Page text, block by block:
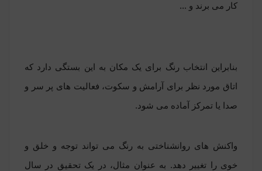
کار می برند و ...
بنابراین انتخاب رنگ برای یک مکان به این بستگی دارد که
اتاق مورد نظر برای آرامش و سکوت، فعالیت های پر سر و
صدا یا تمرکز آماده می شود.
واکنش های روانشناختی به رنگ می تواند توجه و خلق و
خوی را تغییر دهد. به عنوان مثال، در یک تحقیق در سال